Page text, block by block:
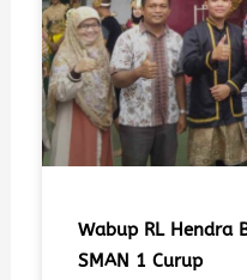
Wabup RL Hendra
SMAN 1 Curup